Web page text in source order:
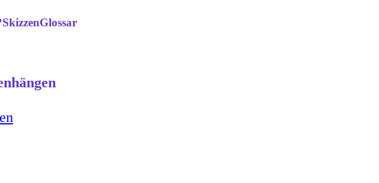
SkizzenGlossar